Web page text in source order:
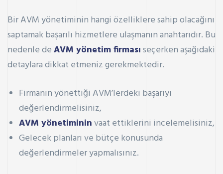
Bir AVM yönetiminin hangi özelliklere sahip olacağını
saptamak başarılı hizmetlere ulaşmanın anahtarıdır. Bu
nedenle deAVM yönetim firmasıseçerken aşağıdaki
detaylara dikkat etmeniz gerekmektedir.
Firmanın yönettiği AVM’lerdeki başarıyı
değerlendirmelisiniz,
AVM yönetimininvaat ettiklerini incelemelisiniz,
Gelecek planları ve bütçe konusunda
değerlendirmeler yapmalısınız.